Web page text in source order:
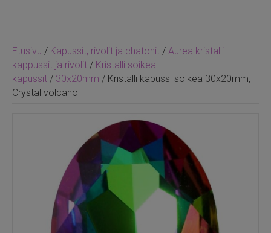
Etusivu / Kapussit, rivolit ja chatonit / Aurea kristalli
kappussit ja rivolit / Kristalli soikea
kapussit / 30x20mm / Kristalli kapussi soikea 30x20mm,
Crystal volcano